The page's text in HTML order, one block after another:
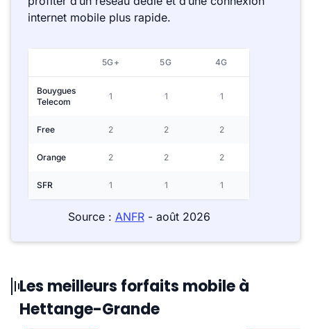
internet mobile plus rapide.
5G+ 5G 4G
Bouygues
Telecom
1 1 1
Free 2 2 2
Orange 2 2 2
SFR 1 1 1
Source : ANFR- août 2026
Les meilleurs forfaits mobile à
Hettange-Grande